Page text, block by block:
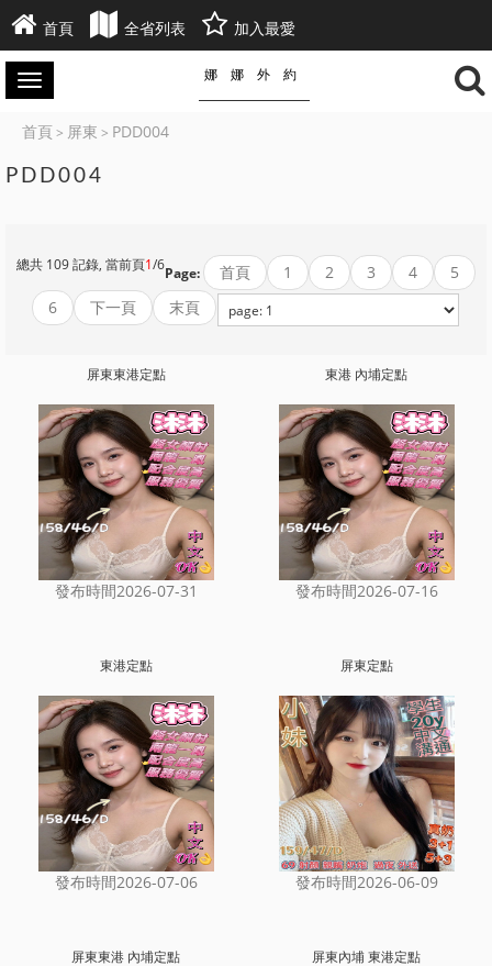
首頁 全省列表 加入最愛
娜娜外約
首頁> 屏東 > PDD004
PDD004
Page:
總共 109 記錄, 當前頁1/6 首頁 1 2 3 4
5
6
下一頁 末頁
屏東東港定點
發布時間2026-07-31
東港 內埔定點
發布時間2026-07-16
東港定點
發布時間2026-07-06
屏東定點
發布時間2026-06-09
屏東東港 內埔定點 屏東內埔 東港定點